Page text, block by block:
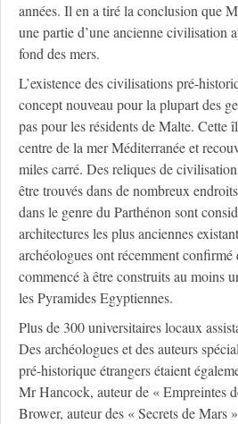
années. Il en a tiré la conclusion que
une partie d’une ancienne civilisation
fond des mers.
L’existence des civilisations pré-
concept nouveau pour la plupart des
pas pour les résidents de Malte. Cette
centre de la mer Méditerranée et
miles carré. Des reliques de
être trouvés dans de nombreux
dans le genre du Parthénon sont
architectures les plus anciennes
archéologues ont récemment confirmé
commencé à être construits au moins
les Pyramides Egyptiennes.
Plus de 300 universitaires locaux
Des archéologues et des auteurs
pré-historique étrangers étaient
Mr Hancock, auteur de « Empreintes
Brower, auteur des « Secrets de